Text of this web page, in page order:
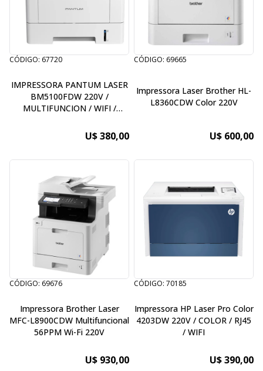
CÓDIGO: 67720
IMPRESSORA PANTUM LASER
BM5100FDW 220V /
MULTIFUNCION / WIFI /
U$ 380,00
CÓDIGO: 69665
Impressora Laser Brother HL-
L8360CDW Color 220V
U$ 600,00
CÓDIGO: 69676
Impressora Brother Laser
MFC-L8900CDW Multifuncional
56PPM Wi-Fi 220V
U$ 930,00
CÓDIGO: 70185
Impressora HP Laser Pro Color
4203DW 220V / COLOR / RJ45
/ WIFI
U$ 390,00